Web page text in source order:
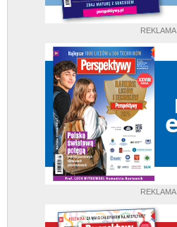
REKLAMA
REKLAMA